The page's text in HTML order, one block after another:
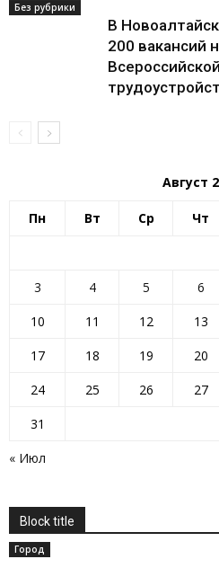
Без рубрики
В
200 вакансий
Август
Пн Вт Ср Чт
« Июл
3
4 5 6
10
11 12 13
17
18 19 20
24
25 26 27
31
Block title
Город